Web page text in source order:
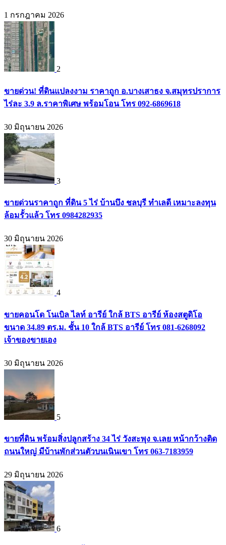
1 กรกฎาคม 2026
2
ขายด่วน! ที่ดินแปลงงาม ราคาถูก อ.บางเสาธง จ.สมุทรปราการ
ไร่ละ 3.9 ล.ราคาพิเศษ พร้อมโอน โทร 092-6869618
30 มิถุนายน 2026
3
ขายด่วนราคาถูก ที่ดิน 5 ไร่ บ้านบึง ชลบุรี ทำเลดี เหมาะลงทุน
ล้อมรั้วแล้ว โทร 0984282935
30 มิถุนายน 2026
4
ขายคอนโด โนเบิล ไลท์ อารีย์ ใกล้ BTS อารีย์ ห้องสตูดิโอ
ขนาด 34.89 ตร.ม. ชั้น 10 ใกล้ BTS อารีย์ โทร 081-6268092
เจ้าของขายเอง
30 มิถุนายน 2026
5
ขายที่ดิน พร้อมสิ่งปลูกสร้าง 34 ไร่ วังสะพุง จ.เลย หน้ากว้างติด
ถนนใหญ่ มีบ้านพักส่วนตัวบนเนินเขา โทร 063-7183959
29 มิถุนายน 2026
6